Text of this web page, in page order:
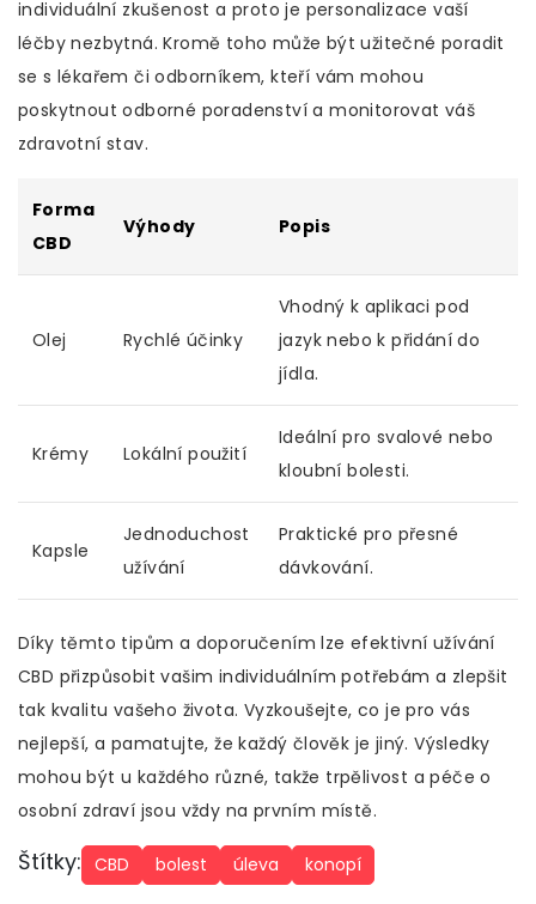
individuální zkušenost a proto je personalizace vaší
léčby nezbytná. Kromě toho může být užitečné poradit
se s lékařem či odborníkem, kteří vám mohou
poskytnout odborné poradenství a monitorovat váš
zdravotní stav.
Forma
CBD
Výhody Popis
Olej Rychlé účinky
Vhodný k aplikaci pod
jazyk nebo k přidání do
jídla.
Krémy Lokální použití
Ideální pro svalové nebo
kloubní bolesti.
Kapsle
Jednoduchost
užívání
Praktické pro přesné
dávkování.
Díky těmto tipům a doporučením lze efektivní užívání
CBD přizpůsobit vašim individuálním potřebám a zlepšit
tak kvalitu vašeho života. Vyzkoušejte, co je pro vás
nejlepší, a pamatujte, že každý člověk je jiný. Výsledky
mohou být u každého různé, takže trpělivost a péče o
osobní zdraví jsou vždy na prvním místě.
Štítky: CBD bolest úleva konopí